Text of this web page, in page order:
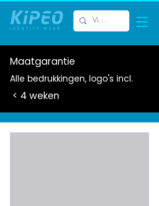
Maatgarantie
Alle bedrukkingen, logo's incl.
< 4 weken